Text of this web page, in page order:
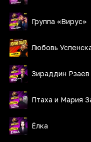
Группа «Вирус»
Любовь
Зираддин Рзаев
Птаха и Мария
Ёлка